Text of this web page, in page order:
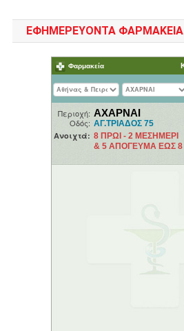
ΕΦΗΜΕΡΕΥΟΝΤΑ ΦΑΡΜΑΚΕΙΑ